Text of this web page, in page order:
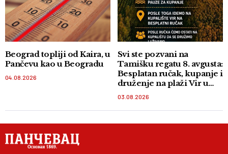
Beograd topliji od Kaira, u
Pančevu kao u Beogradu
04.08.2026
Svi ste pozvani na
Tamišku regatu 8. avgusta:
Besplatan ručak, kupanje i
druženje na plaži Vir u
03.08.2026